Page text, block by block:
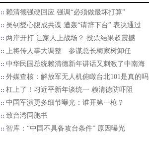
赖清德强硬回应 强调“必须做最坏打算”
吴钊燮心腹成共谍 遭轰“请辞下台” 表决通过
两岸开打 让家人上战场？ 投票结果超震撼
上将传人事大调整 参谋总长梅家树卸任
中华民国总统赖清德新年讲话又刺激了中南海
外媒查核：解放军无人机俯瞰台北101是真的吗
杠上了！习近平新年谈统一 赖清德防吓阻
中国军演更多细节曝光：谁开第一枪？
致台湾同胞书
智库：“中国不具备攻台条件” 原因曝光